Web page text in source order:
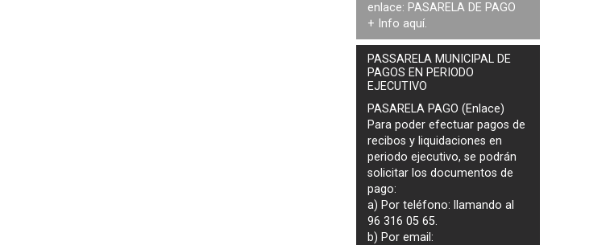
enlace: PASARELA DE PAGO
+ Info aquí.
PASSARELA MUNICIPAL DE
PAGOS EN PERIODO
EJECUTIVO
PASARELA PAGO (Enlace)
Para poder efectuar pagos de
recibos y liquidaciones en
periodo ejecutivo, se podrán
solicitar los documentos de
pago:
a) Por teléfono: llamando al
96 316 05 65.
b) Por email: